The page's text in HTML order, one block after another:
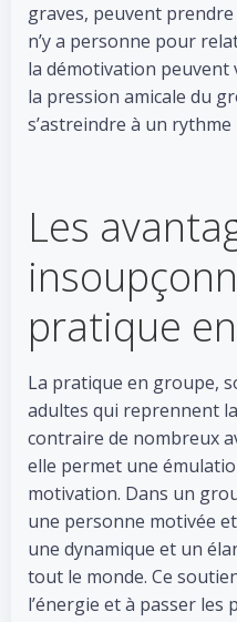
graves, peuvent
n’y a personne pour
la démotivation peuvent
la pression amicale du
s’astreindre à un
Les
pratique
La pratique en groupe,
adultes qui reprennent
contraire de nombreux
elle permet une
motivation. Dans un
une personne motivée
une dynamique et un
tout le monde. Ce
l’énergie et à passer les